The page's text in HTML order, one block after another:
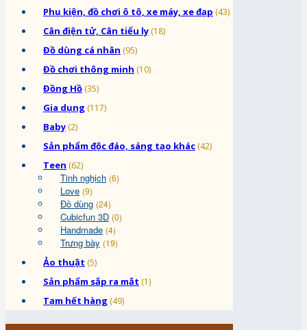
Phụ kiện, đồ chơi ô tô, xe máy, xe đạp (43)
Cân điện tử, Cân tiểu ly (18)
Đồ dùng cá nhân (95)
Đồ chơi thông minh (10)
Đồng Hồ (35)
Gia dụng (117)
Baby (2)
Sản phẩm độc đáo, sáng tạo khác (42)
Teen (62)
Tinh nghịch (6)
Love (9)
Đồ dùng (24)
Cubicfun 3D (0)
Handmade (4)
Trưng bày (19)
Ảo thuật (5)
Sản phẩm sắp ra mắt (1)
Tạm hết hàng (49)